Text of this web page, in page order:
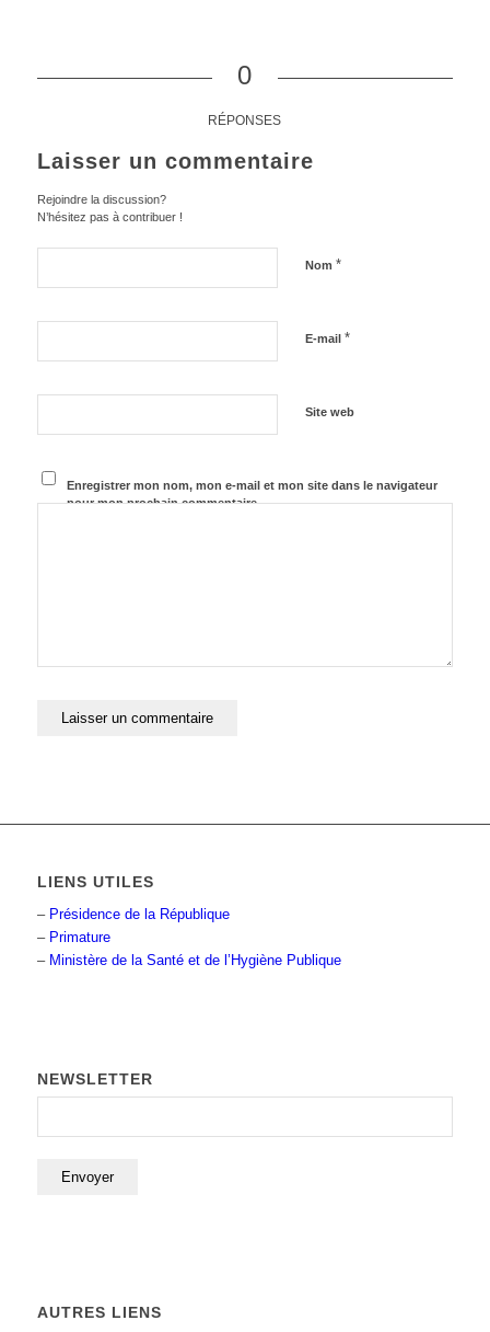
0
RÉPONSES
Laisser un commentaire
Rejoindre la discussion?
N’hésitez pas à contribuer !
Nom *
E-mail *
Site web
Enregistrer mon nom, mon e-mail et mon site dans le navigateur
pour mon prochain commentaire.
LIENS UTILES
– Présidence de la République
– Primature
– Ministère de la Santé et de l’Hygiène Publique
NEWSLETTER
AUTRES LIENS